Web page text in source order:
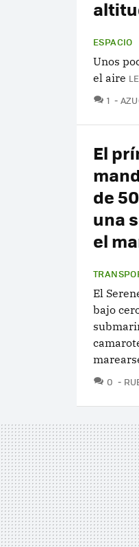
ESPACIO
Unos
el aire
1
El
de
una
el
El
bajo
0